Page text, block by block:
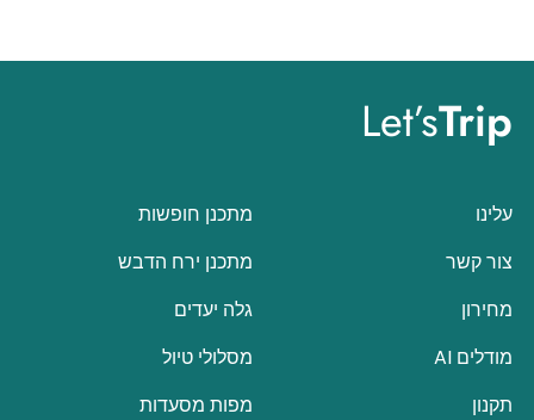
Let’sTrip
עלינו
צור קשר
מחירון
מודלים AI
תקנון
מתכנן חופשות
מתכנן ירח הדבש
גלה יעדים
מסלולי טיול
מפות מסעדות